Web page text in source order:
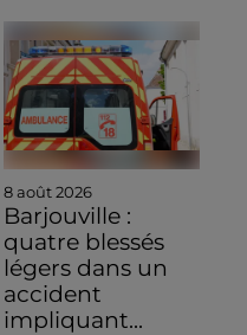
8 août 2026
Barjouville :
quatre blessés
légers dans un
accident
impliquant...